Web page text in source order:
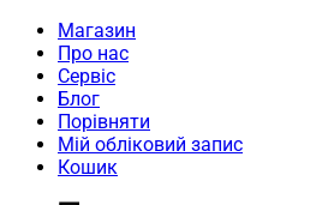
Магазин
Про нас
Сервіс
Блог
Порівняти
Мій обліковий запис
Кошик